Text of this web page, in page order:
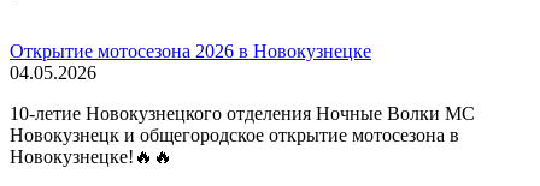
Открытие мотосезона 2026 в Новокузнецке
04.05.2026
10-летие Новокузнецкого отделения Ночные Волки МС
Новокузнецк и общегородское открытие мотосезона в
Новокузнецке!🔥🔥